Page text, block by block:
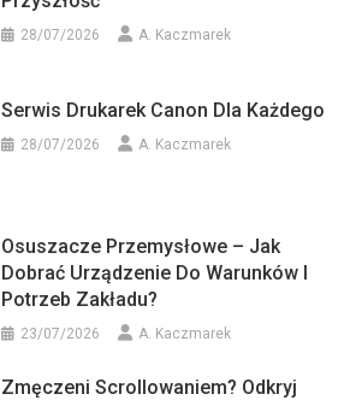
28/07/2026 A. Kaczmarek
Serwis Drukarek Canon Dla Każdego
28/07/2026 A. Kaczmarek
Osuszacze Przemysłowe – Jak
Dobrać Urządzenie Do Warunków I
Potrzeb Zakładu?
23/07/2026 A. Kaczmarek
Zmęczeni Scrollowaniem? Odkryj